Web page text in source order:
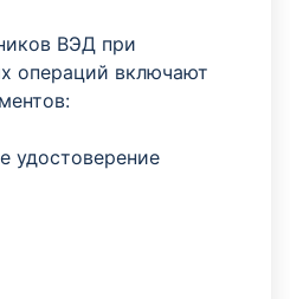
ВЭД при
операций включают
удостоверение